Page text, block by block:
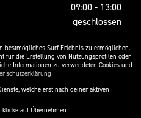
09:00 - 13:00
geschlossen
bestmögliches Surf-Erlebnis zu ermöglichen.
für die Erstellung von Nutzungsprofilen oder
Informationen zu verwendeten Cookies und
welche erst nach deiner aktiven
auf Übernehmen: